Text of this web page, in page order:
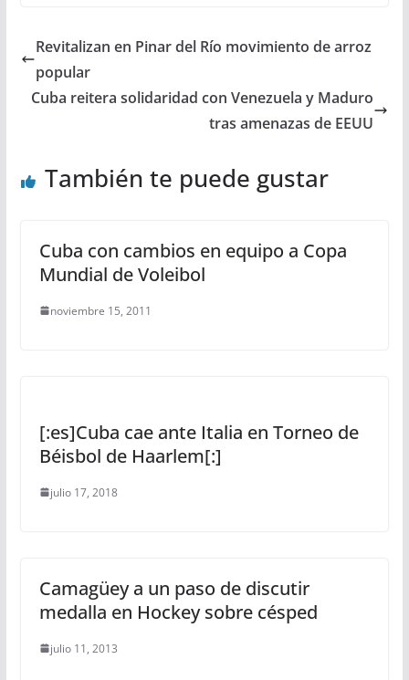
Revitalizan en Pinar del Río movimiento de arroz
popular
Cuba reitera solidaridad con Venezuela y Maduro
tras amenazas de EEUU
También te puede gustar
Cuba con cambios en equipo a Copa
Mundial de Voleibol
noviembre 15, 2011
[:es]Cuba cae ante Italia en Torneo de
Béisbol de Haarlem[:]
julio 17, 2018
Camagüey a un paso de discutir
medalla en Hockey sobre césped
julio 11, 2013